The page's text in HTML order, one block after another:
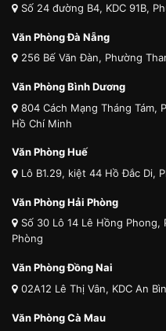
Số 24 đường B4, KDC 91B,
Văn Phòng Đà Nẵng
256 Bế Văn Đàn, Phường
Văn Phòng Bình Dương
804 Cách Mạng Tháng Tám,
Hồ Chí Minh
Văn Phòng Huế
Lô B1.29, kiệt 44 Hồ Đắc Di,
Văn Phòng Hải Phòng
Số 30 Lô 14 Lê Hồng
Phòng
Văn Phòng Đồng Nai
02A12 Lê Thị Vân, KDC An
Văn Phòng Cà Mau